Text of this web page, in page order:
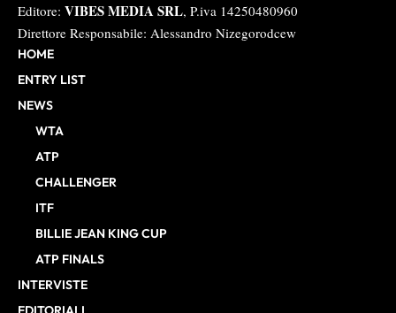
Editore: VIBES MEDIA SRL, P.iva 14250480960
Direttore Responsabile: Alessandro Nizegorodcew
HOME
ENTRY LIST
NEWS
WTA
ATP
CHALLENGER
ITF
BILLIE JEAN KING CUP
ATP FINALS
INTERVISTE